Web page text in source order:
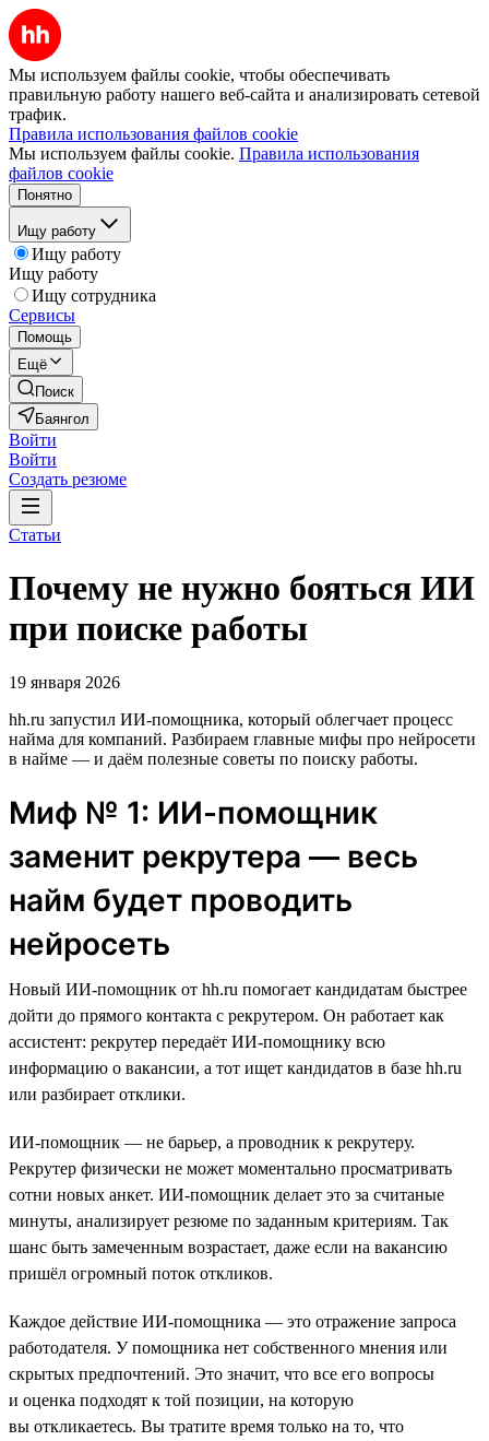
Мы используем файлы cookie, чтобы обеспечивать
правильную работу нашего веб-сайта и анализировать сетевой
трафик.
Правила использования файлов cookie
Мы используем файлы cookie. Правила использования
файлов cookie
Понятно
Ищу работу
Ищу работу
Ищу работу
Ищу сотрудника
Сервисы
Помощь
Ещё
Поиск
Баянгол
Войти
Войти
Создать резюме
Статьи
Почему не нужно бояться ИИ
при поиске работы
19 января 2026
hh.ru запустил ИИ-помощника, который облегчает процесс
найма для компаний. Разбираем главные мифы про нейросети
в найме — и даём полезные советы по поиску работы.
Миф № 1: ИИ-помощник
заменит рекрутера — весь
найм будет проводить
нейросеть
Новый ИИ-помощник от hh.ru помогает кандидатам быстрее
дойти до прямого контакта с рекрутером. Он работает как
ассистент: рекрутер передаёт ИИ-помощнику всю
информацию о вакансии, а тот ищет кандидатов в базе hh.ru
или разбирает отклики.
ИИ-помощник — не барьер, а проводник к рекрутеру.
Рекрутер физически не может моментально просматривать
сотни новых анкет. ИИ-помощник делает это за считаные
минуты, анализирует резюме по заданным критериям. Так
шанс быть замеченным возрастает, даже если на вакансию
пришёл огромный поток откликов.
Каждое действие ИИ-помощника — это отражение запроса
работодателя. У помощника нет собственного мнения или
скрытых предпочтений. Это значит, что все его вопросы
и оценка подходят к той позиции, на которую
вы откликаетесь. Вы тратите время только на то, что